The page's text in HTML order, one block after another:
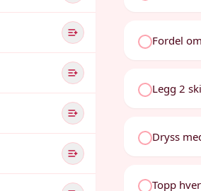
Fordel
Legg 2
Dryss
Topp